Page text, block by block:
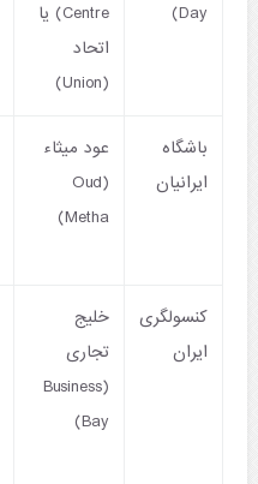
Day)
Centre) یا
اتحاد
(Union)
باشگاه
ایرانیان
عود میثاء
(Oud
Metha)
کنسولگری
ایران
خلیج
تجاری
(Business
Bay)